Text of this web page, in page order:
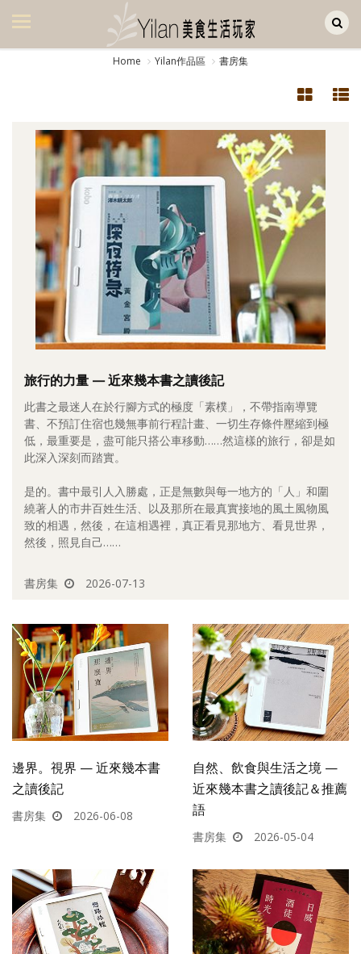
美食集
旅遊集
旅遊美食集
生活風
書房集
日記簿
餐桌週記
享樂隨手拍
照相簿
影音區
創意出版服務
關於Yilan
個人著作
活動實況記錄
合作與代言
訂閱電子報
Home Yilan作品區 書房集
旅行的力量 — 近來幾本書之讀後記
此書之最迷人在於行腳方式的極度「素樸」，不帶指南導覽
書、不預訂住宿也幾無事前行程計畫、一切生存條件壓縮到極
低，最重要是，盡可能只搭公車移動……然這樣的旅行，卻是如
此深入深刻而踏實。
是的。書中最引人入勝處，正是無數與每一地方的「人」和圍
繞著人的市井百姓生活、以及那所在最真實接地的風土風物風
致的相遇，然後，在這相遇裡，真正看見那地方、看見世界，
然後，照見自己……
書房集 2026-07-13
邊界。視界 — 近來幾本書
之讀後記
書房集 2026-06-08
自然、飲食與生活之境 —
近來幾本書之讀後記＆推薦
語
書房集 2026-05-04